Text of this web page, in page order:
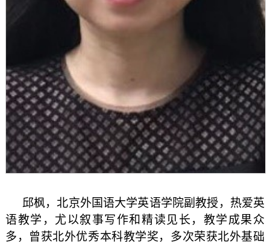
邱枫，北京外国语大学英语学院副教授，热爱英
语教学，尤以叙事写作和精读见长，教学成果众
多，曾获北外优秀本科教学奖，多次荣获北外基础